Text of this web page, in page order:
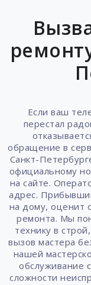
Если ваш
перестал
обращение в
Санкт-
официальному
на сайте.
адрес.
на дому, оценит
ремонта. Мы
технику в
вызов мастера
нашей
обслуживание
сложности